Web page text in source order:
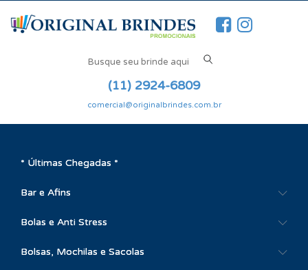
(11) 2924-6809
comercial@originalbrindes.com.br
* Últimas Chegadas *
Bar e Afins
Bolas e Anti Stress
Bolsas, Mochilas e Sacolas